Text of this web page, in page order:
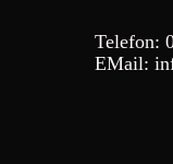
Telefon:
EMail: